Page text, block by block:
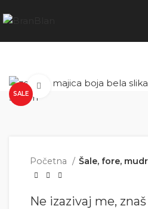
SALE
Click to enlarge
Početna Šale, fore,
Ne izazivaj me,